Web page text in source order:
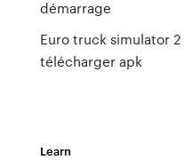
démarrage
Euro truck simulator 2
télécharger apk
Learn